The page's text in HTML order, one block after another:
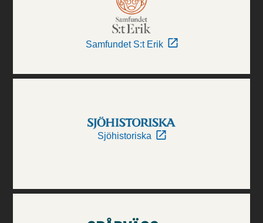
Samfundet S:t Erik
Sjöhistoriska